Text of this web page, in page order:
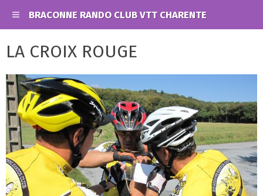
BRACONNE RANDO CLUB VTT CHARENTE
LA CROIX ROUGE